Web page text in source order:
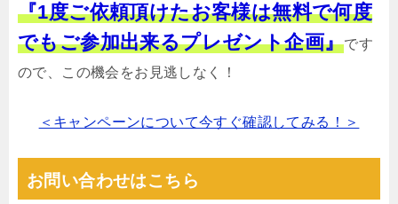
『1度ご依頼頂けたお客様は無料で何度
でもご参加出来るプレゼント企画』です
ので、この機会をお見逃しなく！
＜キャンペーンについて今すぐ確認してみる！＞
お問い合わせはこちら